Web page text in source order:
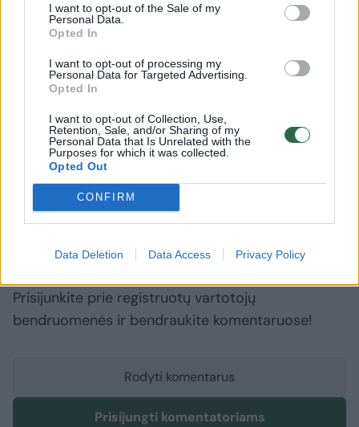
I want to opt-out of the Sale of my
Personal Data.
Opted In
I want to opt-out of processing my
Personal Data for Targeted Advertising.
Opted In
I want to opt-out of Collection, Use,
Retention, Sale, and/or Sharing of my
Personal Data that Is Unrelated with the
Purposes for which it was collected.
Opted Out
CONFIRM
Data Deletion Data Access Privacy Policy
20. Alexandras Albonas 4
Formulė 1 Maxas Verstappenas Isackas Hadjaras
Prisijunkite prie registruotų vartotojų
bendruomenės ir bendraukite komentaruose!
Rodyti komentarus
Prisijungti komentatoriams